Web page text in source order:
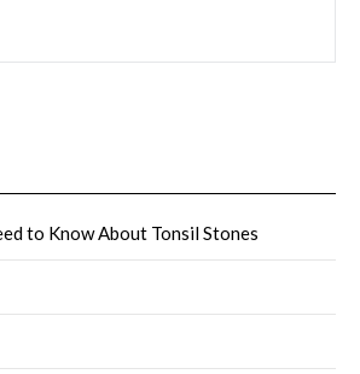
to Know About Tonsil Stones